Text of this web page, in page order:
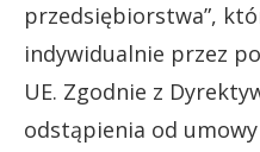
przedsiębiorstwa”,
indywidualnie przez
UE. Zgodnie z
odstąpienia od